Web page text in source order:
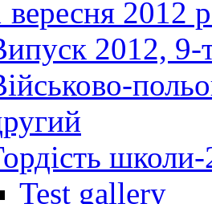
вересня 2012
2012, 9-
Test gallery